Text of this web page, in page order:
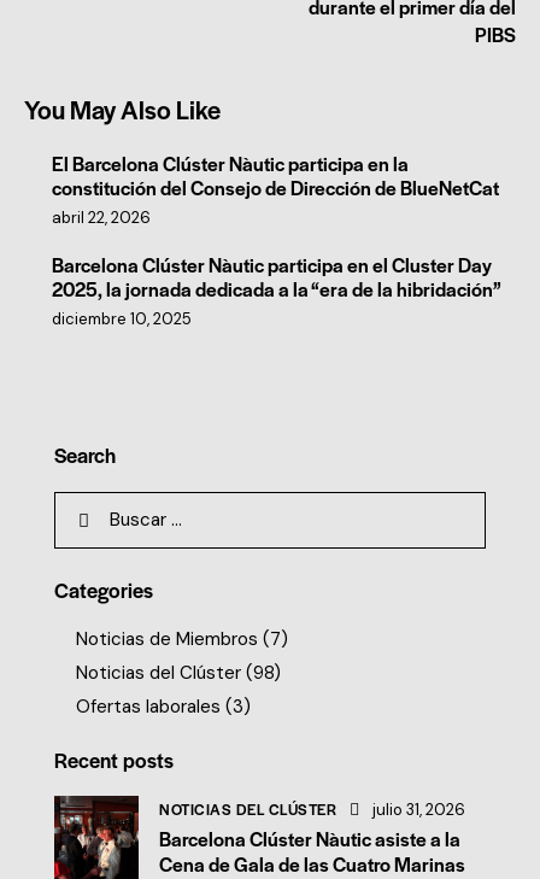
durante el primer día del
PIBS
You May Also Like
El Barcelona Clúster Nàutic participa en la
constitución del Consejo de Dirección de BlueNetCat
abril 22, 2026
Barcelona Clúster Nàutic participa en el Cluster Day
2025, la jornada dedicada a la “era de la hibridación”
diciembre 10, 2025
Search
Categories
Noticias de Miembros (7)
Noticias del Clúster (98)
Ofertas laborales (3)
Recent posts
NOTICIAS DEL CLÚSTER julio 31, 2026
Barcelona Clúster Nàutic asiste a la
Cena de Gala de las Cuatro Marinas